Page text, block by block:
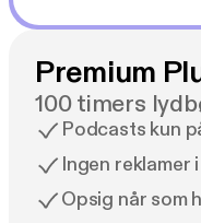
Premium
100 timers
Podcasts kun
Ingen
Opsig når som